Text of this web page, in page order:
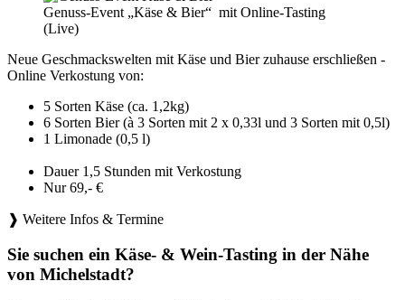
Genuss-Event „Käse & Bier“ mit Online-Tasting
(Live)
Neue Geschmackswelten mit Käse und Bier zuhause erschließen -
Online Verkostung von:
5 Sorten Käse (ca. 1,2kg)
6 Sorten Bier (à 3 Sorten mit 2 x 0,33l und 3 Sorten mit 0,5l)
1 Limonade (0,5 l)
Dauer 1,5 Stunden mit Verkostung
Nur 69,- €
❱ Weitere Infos & Termine
Sie suchen ein Käse- & Wein-Tasting in der Nähe
von Michelstadt?